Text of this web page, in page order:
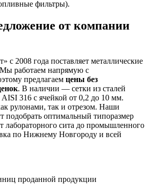
фильтры).
от компании
с 2008 года поставляет металлические
работаем напрямую с
предлагаем цены без
. В наличии — сетки из сталей
316 с ячейкой от 0,2 до 10 мм.
рулонами, так и отрезом. Наши
подобрать оптимальный типоразмер
лабораторного сита до промышленного
по Нижнему Новгороду и всей
проданной продукции